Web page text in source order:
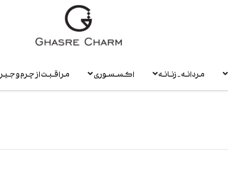
مردانه - زنانه اکسسوری مراقبت از چرم و جیر